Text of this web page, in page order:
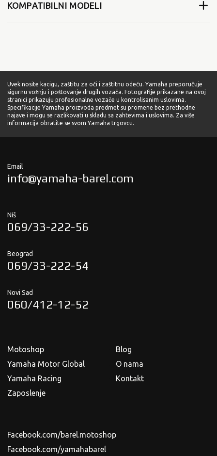
KOMPATIBILNI MODELI
Uvek nosite kacigu, zaštitu za oči i zaštitnu odeću. Yamaha preporučuje
sigurnu vožnju i poštovanje drugih vozača. Fotografije prikazane na ovoj
stranici prikazuju profesionalne vozače u kontrolisanim uslovima.
Specifikacije Yamaha proizvoda predmet su promene bez prethodne
najave i mogu se razlikovati u skladu sa zahtevima i uslovima. Za više
informacija obratite se svom Yamaha trgovcu.
Email
info@yamaha-barel.com
Niš
069/33-222-56
Beograd
069/33-222-54
Novi Sad
060/412-12-52
Motoshop
Yamaha Motor Global
Yamaha Racing
Zaposlenje
Blog
O nama
Kontakt
Facebook.com/barel.motoshop
Facebook.com/yamahabarel